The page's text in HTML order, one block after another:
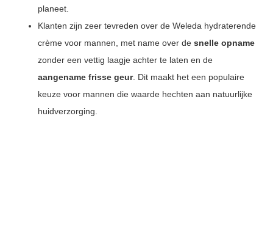
planeet.
Klanten zijn zeer tevreden over de Weleda hydraterende
crème voor mannen, met name over de snelle opname
zonder een vettig laagje achter te laten en de
aangename frisse geur. Dit maakt het een populaire
keuze voor mannen die waarde hechten aan natuurlijke
huidverzorging.